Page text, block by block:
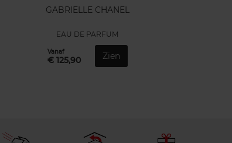
GABRIELLE CHANEL
EAU DE PARFUM
Vanaf
€ 125,90 Zien